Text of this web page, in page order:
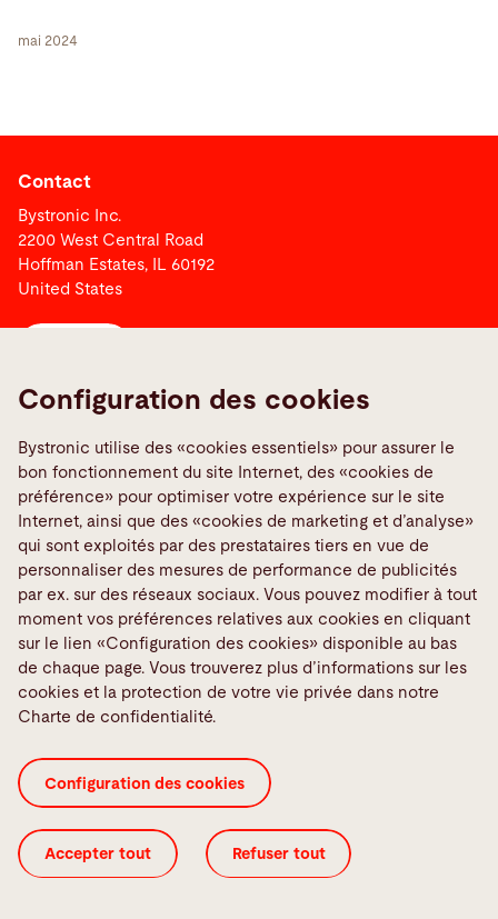
mai 2024
Contact
Bystronic Inc.
2200 West Central Road
Hoffman Estates, IL 60192
United States
Signaler une erreur
Media Center
TeamViewer
Quality policies
Médias sociaux
CGV Certificats ISO Colophon
Configuration des cookies
Configuration des cookies Légal
© 2026 Bystronic Group
Configuration des cookies
Bystronic utilise des «cookies essentiels» pour assurer le
bon fonctionnement du site Internet, des «cookies de
préférence» pour optimiser votre expérience sur le site
Internet, ainsi que des «cookies de marketing et d’analyse»
qui sont exploités par des prestataires tiers en vue de
personnaliser des mesures de performance de publicités
par ex. sur des réseaux sociaux. Vous pouvez modifier à tout
moment vos préférences relatives aux cookies en cliquant
sur le lien «Configuration des cookies» disponible au bas
de chaque page. Vous trouverez plus d’informations sur les
cookies et la protection de votre vie privée dans notre
Charte de confidentialité.
Configuration des cookies
Accepter tout Refuser tout